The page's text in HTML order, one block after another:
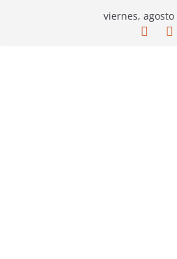
viernes, agosto